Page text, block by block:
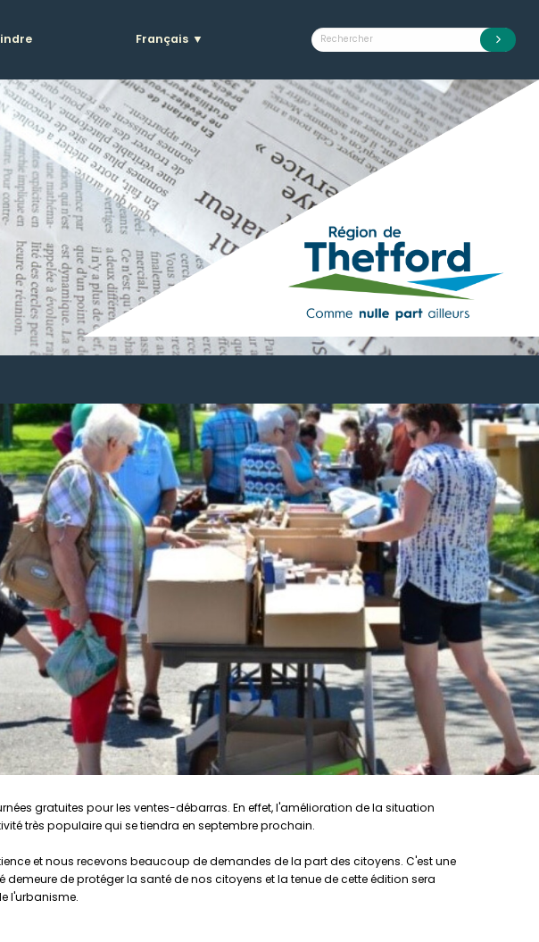
Français ▼
gratuites pour les ventes-débarras. En effet, l'amélioration de la situation
très populaire qui se tiendra en septembre prochain.
et nous recevons beaucoup de demandes de la part des citoyens. C'est une
de protéger la santé de nos citoyens et la tenue de cette édition sera
l'urbanisme.